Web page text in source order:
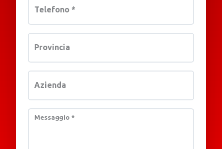
Telefono *
Provincia
Azienda
Messaggio *